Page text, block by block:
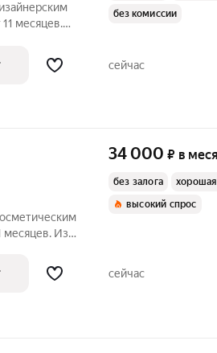
месяцев.
монолитный, окна
без комиссии
сейчас
месяцев. Из
лифт - 0
34 000 ₽ в
без залога
высокий спрос
сейчас